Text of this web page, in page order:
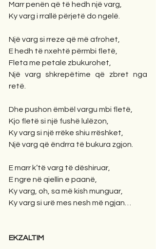
Marr penën që të hedh një varg,
Ky varg i rrallë përjetë do ngelë.
Një varg si rreze që më afrohet,
E hedh të nxehtë përmbi fletë,
Fleta me petale zbukurohet,
Një varg shkrepëtime që zbret nga
retë.
Dhe pushon ëmbël vargu mbi fletë,
Kjo fletë si një fushë lulëzon,
Ky varg si një rrëke shiu rrëshket,
Një varg që ëndrra të bukura zgjon.
E marr k’të varg të dëshiruar,
E ngre në qiellin e paanë,
Ky varg, oh, sa më kish munguar,
Ky varg si urë mes nesh më ngjan…
EKZALTIM